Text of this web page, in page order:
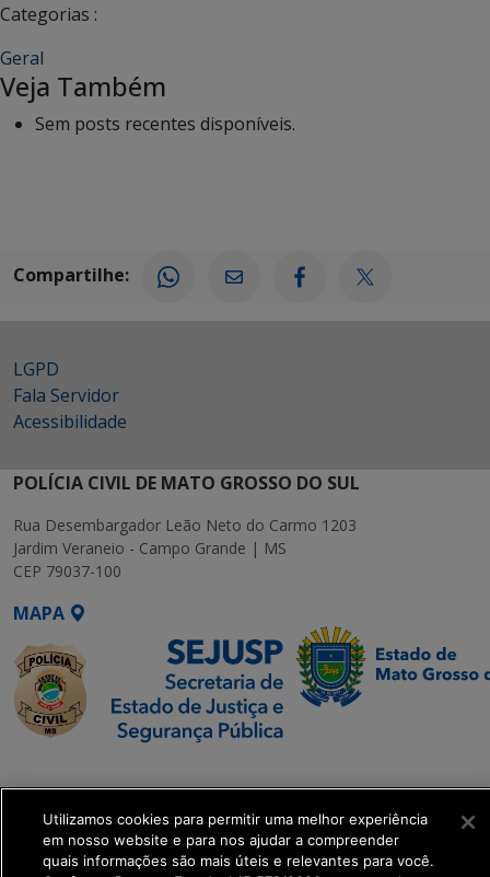
Categorias :
Geral
Veja Também
Sem posts recentes disponíveis.
Compartilhe:
LGPD
Fala Servidor
Acessibilidade
POLÍCIA CIVIL DE MATO GROSSO DO SUL
Rua Desembargador Leão Neto do Carmo 1203
Jardim Veraneio - Campo Grande | MS
CEP 79037-100
MAPA
Executiva de
Transformação Digital
Utilizamos cookies para permitir uma melhor experiência
em nosso website e para nos ajudar a compreender
quais informações são mais úteis e relevantes para você.